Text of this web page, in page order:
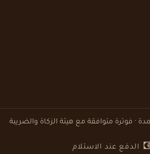
· فوترة متوافقة مع هيئة الزكاة والضريبة
الدفع عند الاستلام